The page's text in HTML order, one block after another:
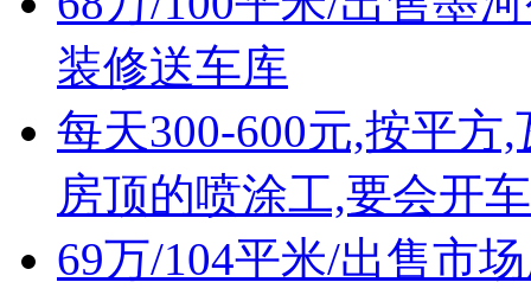
装修送车库
每天300-600元,按平方
房顶的喷涂工,要会开车
69万/104平米/出售市